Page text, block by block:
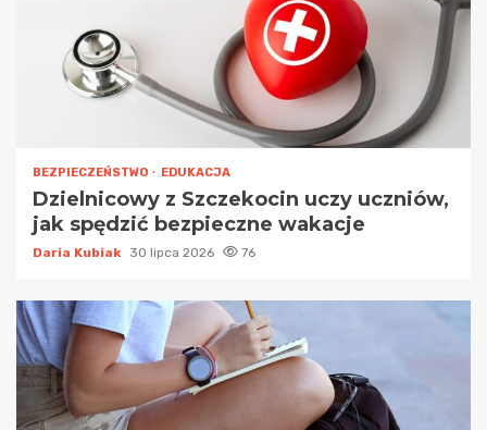
BEZPIECZEŃSTWO EDUKACJA
Dzielnicowy z Szczekocin uczy uczniów,
jak spędzić bezpieczne wakacje
Daria Kubiak 30 lipca 2026 76